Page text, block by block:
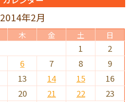
2014年2月
木 金 土 日
1
2
6 7 8
9
13 14 15
16
20 21 22
23